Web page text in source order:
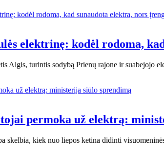
elektrinę: kodėl rodoma,
Algis, turintis sodybą Prienų rajone ir suabejojo
permoka už elektrą:
skelbia, kiek nuo liepos ketina didinti